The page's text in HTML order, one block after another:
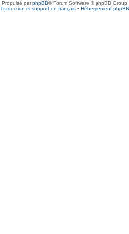
Propulsé parphpBB® Forum Software © phpBB Group
Traduction et support en français• Hébergement phpBB